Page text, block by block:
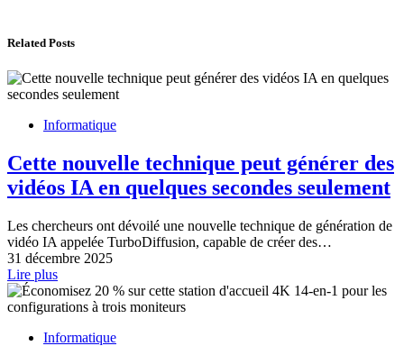
Related Posts
Informatique
Cette nouvelle technique peut générer des
vidéos IA en quelques secondes seulement
Les chercheurs ont dévoilé une nouvelle technique de génération de
vidéo IA appelée TurboDiffusion, capable de créer des…
31 décembre 2025
Lire plus
Informatique